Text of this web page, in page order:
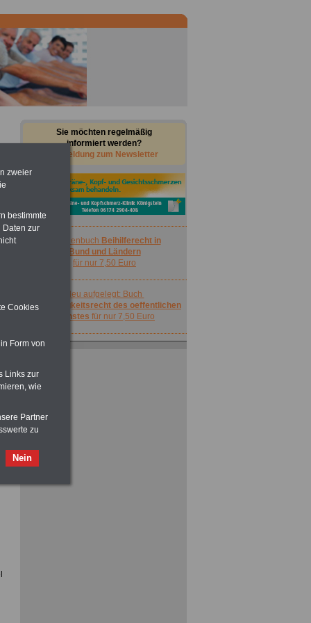
Sie möchten regelmäßig
informiert werden?
Anmeldung zum Newsletter
Taschenbuch Beihilferecht in
Bund und Ländern
für nur 7,50 Euro
Neu aufgelegt: Buch
Nebentätigkeitsrecht des oeffentlichen
Dienstes für nur 7,50 Euro
Dienstes
zweier
bestimmte
Daten zur
Cookies
Form von
Links zur
wie
Partner
zu
Nein